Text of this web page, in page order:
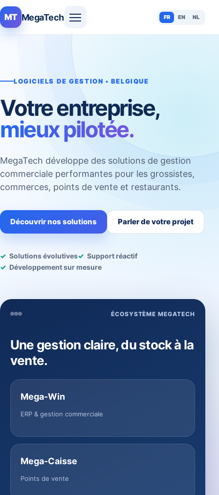
MT MegaTech FR EN NL
LOGICIELS DE GESTION • BELGIQUE
Votre entreprise,
mieux pilotée.
MegaTech développe des solutions de gestion
commerciale performantes pour les grossistes,
commerces, points de vente et restaurants.
Découvrir nos solutions Parler de votre projet
Solutions évolutives
Support réactif
Développement sur mesure
ÉCOSYSTÈME MEGATECH
Une gestion claire, du stock à la
vente.
Mega-Win
ERP & gestion commerciale
Mega-Caisse
Points de vente